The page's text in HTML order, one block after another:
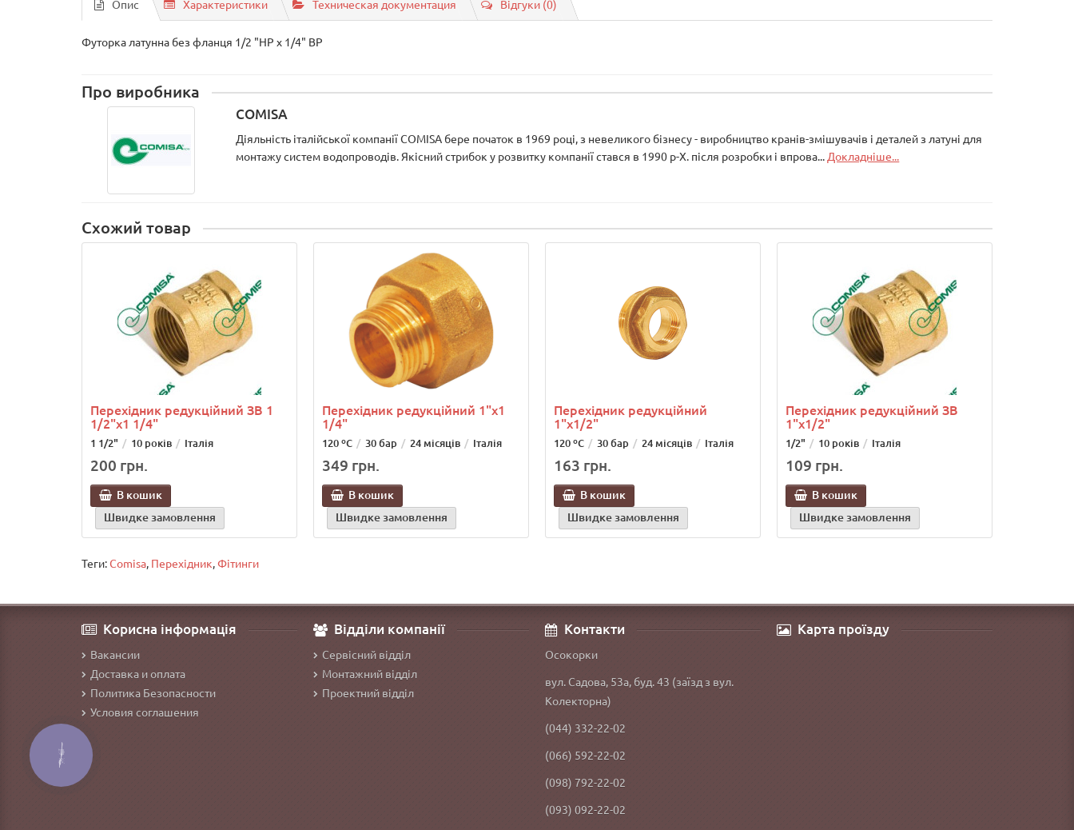
Опис Характеристики Техническая документация Відгуки (0)
Футорка латунна без фланця 1/2 "НР х 1/4" ВР
Про виробника
COMISA
Діяльність італійської компанії COMISA бере початок в 1969 році, з невеликого бізнесу - виробництво кранів-змішувачів і деталей з латуні для
монтажу систем водопроводів. Якісний стрибок у розвитку компанії стався в 1990 р-Х. після розробки і впрова... Докладніше...
Схожий товар
Перехідник редукційний ЗВ 1
1/2"х1 1/4"
1 1/2" 10 років Італія
200 грн.
В кошик
Швидке замовлення
Перехідник редукційний 1"х1
1/4"
120 ºС 30 бар 24 місяців Італія
349 грн.
В кошик
Швидке замовлення
Перехідник редукційний
1"х1/2"
120 ºС 30 бар 24 місяців Італія
163 грн.
В кошик
Швидке замовлення
Перехідник редукційний ЗВ
1"х1/2"
1/2" 10 років Італія
109 грн.
В кошик
Швидке замовлення
Теги:Comisa, Перехідник,Фітинги
Корисна інформація
Вакансии
Доставка и оплата
Политика Безопасности
Условия соглашения
Відділи компанії
Сервісний відділ
Монтажний відділ
Проектний відділ
Контакти
Осокорки
вул. Садова, 53а, буд. 43 (заїзд з вул.
Колекторна)
(044) 332-22-02
(066) 592-22-02
(098) 792-22-02
(093) 092-22-02
Карта проїзду
КНОПКА
ЗВ'ЯЗКУ